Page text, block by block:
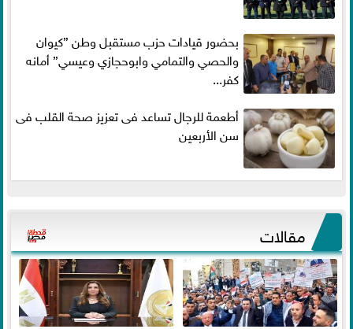
بحضور قيادات حزب مستقبل وطن ”كيوان
والحصي والتمامي وابوحجازي وعيسي” أمانه
كفر...
أطعمة للرجال تساعد فى تعزيز صحة القلب فى
سن الأربعين
مقالات